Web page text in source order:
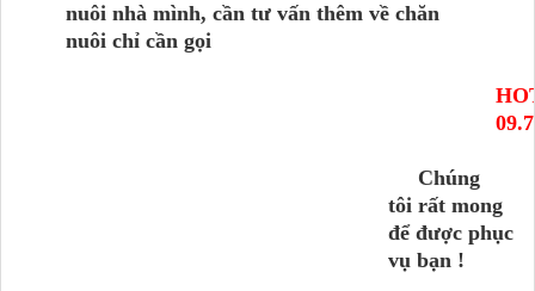
nuôi nhà mình, cần tư vấn thêm về chăn
nuôi chỉ cần gọi
Chúng
tôi rất mong
để được phục
vụ bạn !